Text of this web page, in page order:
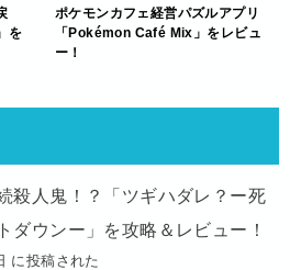
を
ポケモンカフェ経営パズルアプリ
「Pokémon Café Mix」をレビュ
ー！
殺人鬼！？「ツギハダレ？ー死
ダウンー」を攻略＆レビュー！
に投稿された